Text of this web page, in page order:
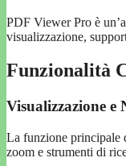
PDF Viewer Pro è
visualizzazione,
Funzionalità
Visualizzazione e
La funzione principale
zoom e strumenti di